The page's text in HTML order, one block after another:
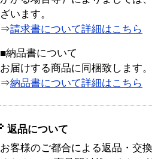
ざいます。
⇒請求書について詳細はこちら
■納品書について
お届けする商品に同梱致します。
⇒納品書について詳細はこちら
返品について
お客様のご都合による返品・交